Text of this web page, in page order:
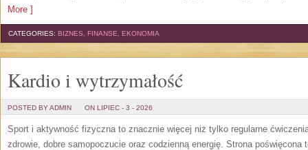
More ]
CATEGORIES: BIZNES, FINANSE, EKONOMIA
Kardio i wytrzymałość
POSTED BY ADMIN ON LIPIEC - 3 - 2026
Sport i aktywność fizyczna to znacznie więcej niż tylko regularne
zdrowie, dobre samopoczucie oraz codzienną energię. Strona poświęcona